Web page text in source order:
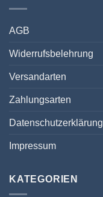
AGB
Widerrufsbelehrung
Versandarten
Zahlungsarten
Datenschutzerklärung
Impressum
KATEGORIEN